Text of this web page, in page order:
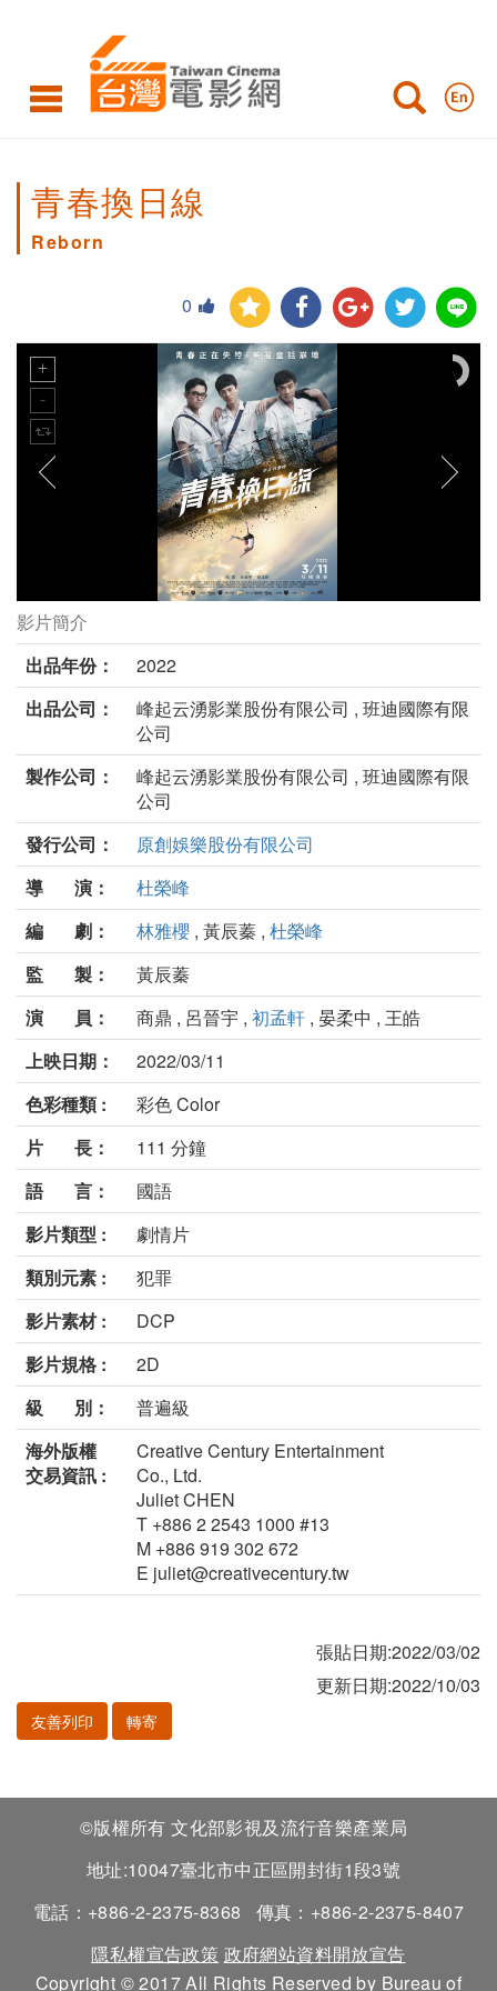
青春換日線
Reborn
0
青春換日線劇照
影片簡介
出品年份：
2022
出品公司：
峰起云湧影業股份有限公司 , 班迪國際有限
公司
製作公司：
峰起云湧影業股份有限公司 , 班迪國際有限
公司
發行公司：
原創娛樂股份有限公司
導 演：
杜榮峰
編 劇：
林雅櫻 , 黃辰蓁 , 杜榮峰
監 製：
黃辰蓁
演 員：
商鼎 , 呂晉宇 , 初孟軒 , 晏柔中 , 王皓
上映日期：
2022/03/11
色彩種類 :
彩色 Color
片 長：
111 分鐘
語 言：
國語
影片類型 :
劇情片
類別元素 :
犯罪
影片素材 :
DCP
影片規格 :
2D
級 別：
普遍級
海外版權
交易資訊 :
Creative Century Entertainment
Co., Ltd.
Juliet CHEN
T +886 2 2543 1000 #13
M +886 919 302 672
E juliet@creativecentury.tw
張貼日期:2022/03/02
更新日期:2022/10/03
友善列印 轉寄
©版權所有 文化部影視及流行音樂產業局
地址:10047臺北市中正區開封街1段3號
電話：+886-2-2375-8368
傳真：+886-2-2375-8407
隱私權宣告政策 政府網站資料開放宣告
Copyright © 2017 All Rights Reserved by Bureau of